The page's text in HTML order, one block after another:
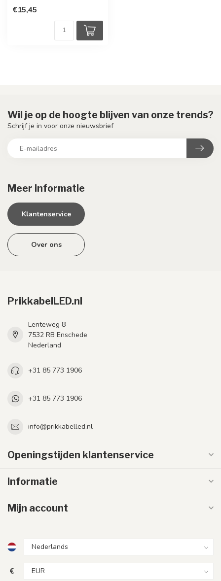
€15,45
Meer informatie
Klantenservice
Over ons
Wil je op de hoogte blijven van onze trends?
Schrijf je in voor onze nieuwsbrief
PrikkabelLED.nl
Lenteweg 8
7532 RB Enschede
Nederland
+31 85 773 1906
+31 85 773 1906
info@prikkabelled.nl
Openingstijden klantenservice
Informatie
Mijn account
€